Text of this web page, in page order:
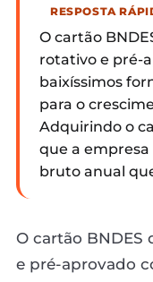
RESPOSTA
O cartão
rotativo e pré-
baixíssimos
para o
Adquirindo o
que a
bruto anual
O cartão
e pré-aprovado